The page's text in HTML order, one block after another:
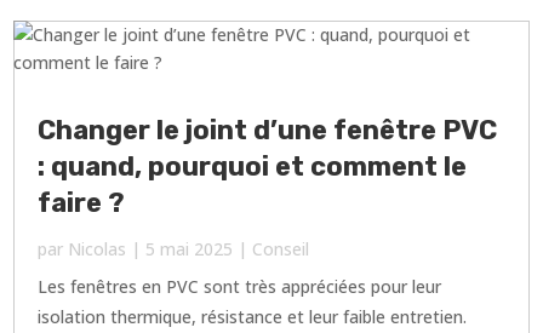
Changer le joint d’une fenêtre PVC
: quand, pourquoi et comment le
faire ?
par Nicolas | 5 mai 2025 | Conseil
Les fenêtres en PVC sont très appréciées pour leur
isolation thermique, résistance et leur faible entretien.